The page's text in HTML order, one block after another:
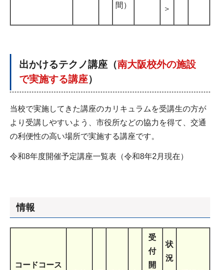
間）
＞
出かけるテクノ講座（南大阪校外の施設
で実施する講座）
当校で実施してきた講座のカリキュラムを受講生の方が
より受講しやすいよう、市役所などの協力を得て、交通
の利便性の高い場所で実施する講座です。
令和8年度開催予定講座一覧表（令和8年2月現在）
情報
コードコース
受
付
開
状
況